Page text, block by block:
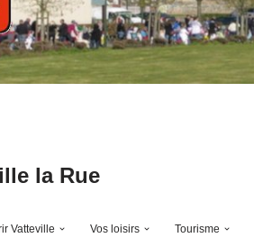
la Rue
Vatteville Vos loisirs Tourisme